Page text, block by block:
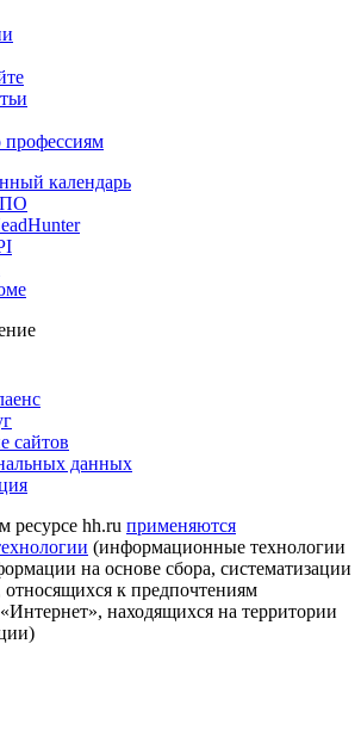
календарь
ПО
сайтов
данных
hh.ru применяются
(информационные технологии
на основе сбора, систематизации
относящихся к предпочтениям
находящихся на территории